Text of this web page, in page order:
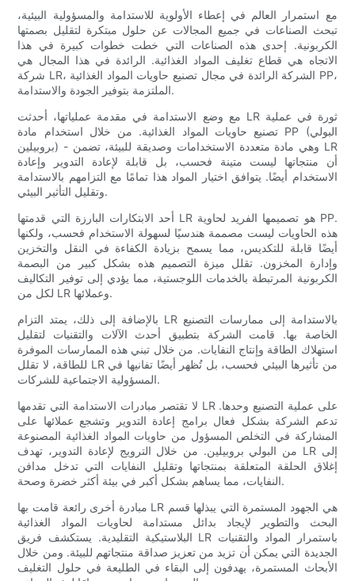
مع استمرار العالم في إعطاء الأولوية للاستدامة والمسؤولية البيئية،
تبحث الصناعات في جميع المجالات عن حلول مبتكرة لتقليل بصمتها
الكربونية. إحدى هذه الصناعات التي خطت خطوات كبيرة في هذا
الاتجاه هي قطاع تغليف المواد الغذائية. الرائدة في هذا المجال هي
شركة LR، الشركة الرائدة في مجال تصنيع حاويات المواد الغذائية PP،
الملتزمة بتوفير الجودة والاستدامة.
مع وضع الاستدامة في مقدمة عملياتها، أحدثت LR ثورة في عملية
تصنيع حاويات المواد الغذائية. من خلال استخدام مادة PP (البولي
بروبيلين) - وهي مادة متعددة الاستخدامات وصديقة للبيئة، تضمن LR
أن منتجاتها ليست متينة فحسب، بل قابلة لإعادة التدوير وإعادة
الاستخدام أيضًا. يتوافق اختيار المواد هذا تمامًا مع التزامهم بالاستدامة
وتقليل التأثير البيئي.
أحد الابتكارات البارزة التي قدمتها LR هو تصميمها الفريد لحاوية PP.
هذه الحاويات ليست مصممة هندسيًا لسهولة الاستخدام فحسب، ولكنها
أيضًا قابلة للتكديس، مما يسمح بزيادة الكفاءة في النقل والتخزين
وإدارة المخزون. تقلل ميزة التصميم هذه بشكل كبير من البصمة
الكربونية المرتبطة بالخدمات اللوجستية، مما يؤدي إلى توفير التكاليف
لكل من LR وعملائها.
بالإضافة إلى ذلك، يمتد التزام LR بالاستدامة إلى ممارسات التصنيع
الخاصة بها. قامت الشركة بتطبيق أحدث الآلات والتقنيات لتقليل
استهلاك الطاقة وإنتاج النفايات. من خلال تبني هذه الممارسات الموفرة
للطاقة، لا تقلل LR من تأثيرها البيئي فحسب، بل تُظهر أيضًا تفانيها في
المسؤولية الاجتماعية للشركات.
لا تقتصر مبادرات الاستدامة التي تقدمها LR على عملية التصنيع وحدها.
تدعم الشركة بشكل فعال برامج إعادة التدوير وتشجع عملائها على
المشاركة في التخلص المسؤول من حاويات المواد الغذائية المصنوعة
من البولي بروبيلين. من خلال الترويج لإعادة التدوير، تهدف LR إلى
إغلاق الحلقة المتعلقة بمنتجاتها وتقليل النفايات التي تدخل مدافن
النفايات، مما يساهم بشكل أكبر في بيئة أكثر خضرة وصحة.
مبادرة أخرى رائعة قامت بها LR هي الجهود المستمرة التي يبذلها قسم
البحث والتطوير لإيجاد بدائل مستدامة لحاويات المواد الغذائية
البلاستيكية التقليدية. يستكشف فريق LR باستمرار المواد والتقنيات
الجديدة التي يمكن أن تزيد من تعزيز صداقة منتجاتهم للبيئة. ومن خلال
الأبحاث المستمرة، يهدفون إلى البقاء في الطليعة في حلول التغليف